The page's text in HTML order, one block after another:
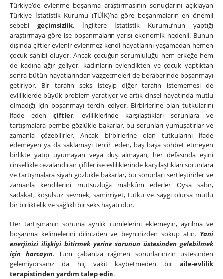
Türkiye’de evlenme boşanma araştırmasının sonuçlarını açıklayan
Türkiye İstatistik Kurumu (TÜİK)’na göre boşanmaların en önemli
sebebi geçimsizlik. İngiltere İstatistik Kurumu’nun yaptığı
araştırmaya göre ise boşanmaların yarısı ekonomik nedenli. Bunun
dışında çiftler evlenir evlenmez kendi hayatlarını yaşamadan hemen
çocuk sahibi oluyor. Ancak çocuğun sorumluluğu hem erkeğe hem
de kadına ağır geliyor, kadınların evlendikten ve çocuk yaptıktan
sonra bütün hayatlarından vazgeçmeleri de beraberinde boşanmayı
getiriyor. Bir tarafın seks isteyip diğer tarafın istememesi de
evliliklerde büyük problem yaratıyor ve artık cinsel hayatında mutlu
olmadığı için boşanmayı tercih ediyor. Birbirlerine olan tutkularını
ifade eden çiftler, evliliklerinde karşılaştıkları sorunlara ve
tartışmalara pembe gözlükle bakarlar, bu sorunları yumuşatırlar ve
zamanla çözebilirler. Ancak birbirlerine olan tutkularını ifade
edemeyen ya da saklamayı tercih eden, baş başa sohbet etmeyen
birlikte yatıp uyumayan veya duş almayan, her defasında eşini
cinsellikle cezalandıran çiftler ise evliliklerinde karşılaştıkları sorunlara
ve tartışmalara siyah gözlükle bakarlar, bu sorunları sertleştirirler ve
zamanla kendilerini mutsuzluğa mahkûm ederler Oysa sabır,
sadakat, koşulsuz sevmek, samimiyet, tutku ve saygı olursa mutlu
bir birliktelik ve sağlıklı bir seks hayatı olur.
Her tartışmanın sonuna ayrılık cümlelerini eklemeyin, ayrılma ve
boşanma kelimelerini dilinizden ve beyninizden söküp atın. Yani
enerjinizi ilişkiyi bitirmek yerine sorunun üstesinden gelebilmek
için harcayın. Tüm çabanıza rağmen sorunlarınızın üstesinden
gelemiyorsanız da hiç vakit kaybetmeden bir aile-evlilik
terapistinden yardım talep edin.